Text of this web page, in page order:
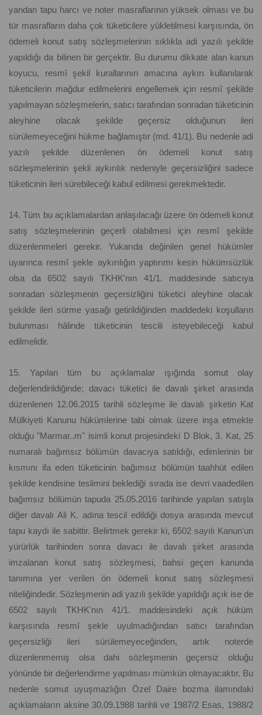
yandan tapu harcı ve noter masraflarının yüksek olması ve bu
tür masrafların daha çok tüketicilere yükletilmesi karşısında, ön
ödemeli konut satış sözleşmelerinin sıklıkla adi yazılı şekilde
yapıldığı da bilinen bir gerçektir. Bu durumu dikkate alan kanun
koyucu, resmî şekil kurallarının amacına aykırı kullanılarak
tüketicilerin mağdur edilmelerini engellemek için resmî şekilde
yapılmayan sözleşmelerin, satıcı tarafından sonradan tüketicinin
aleyhine olacak şekilde geçersiz olduğunun ileri
sürülemeyeceğini hükme bağlamıştır (md. 41/1). Bu nedenle adi
yazılı şekilde düzenlenen ön ödemeli konut satış
sözleşmelerinin şekli aykırılık nedeniyle geçersizliğini sadece
tüketicinin ileri sürebileceği kabul edilmesi gerekmektedir.
14. Tüm bu açıklamalardan anlaşılacağı üzere ön ödemeli konut
satış sözleşmelerinin geçerli olabilmesi için resmî şekilde
düzenlenmeleri gerekir. Yukarıda değinilen genel hükümler
uyarınca resmî şekle aykırılığın yaptırımı kesin hükümsüzlük
olsa da 6502 sayılı TKHK'nın 41/1. maddesinde satıcıya
sonradan sözleşmenin geçersizliğini tüketici aleyhine olacak
şekilde ileri sürme yasağı getirildiğinden maddedeki koşulların
bulunması hâlinde tüketicinin tescili isteyebileceği kabul
edilmelidir.
15. Yapılan tüm bu açıklamalar ışığında somut olay
değerlendirildiğinde; davacı tüketici ile davalı şirket arasında
düzenlenen 12.06.2015 tarihli sözleşme ile davalı şirketin Kat
Mülkiyeti Kanunu hükümlerine tabi olmak üzere inşa etmekte
olduğu "Marmar..m" isimli konut projesindeki D Blok, 3. Kat, 25
numaralı bağımsız bölümün davacıya satıldığı, edimlerinin bir
kısmını ifa eden tüketicinin bağımsız bölümün taahhüt edilen
şekilde kendisine teslimini beklediği sırada ise devri vaadedilen
bağımsız bölümün tapuda 25.05.2016 tarihinde yapılan satışla
diğer davalı Ali K. adına tescil edildiği dosya arasında mevcut
tapu kaydı ile sabittir. Belirtmek gerekir ki, 6502 sayılı Kanun'un
yürürlük tarihinden sonra davacı ile davalı şirket arasında
imzalanan konut satış sözleşmesi, bahsi geçen kanunda
tanımına yer verilen ön ödemeli konut satış sözleşmesi
niteliğindedir. Sözleşmenin adi yazılı şekilde yapıldığı açık ise de
6502 sayılı TKHK'nın 41/1. maddesindeki açık hüküm
karşısında resmî şekle uyulmadığından satıcı tarafından
geçersizliği ileri sürülemeyeceğinden, artık noterde
düzenlenmemiş olsa dahi sözleşmenin geçersiz olduğu
yönünde bir değerlendirme yapılması mümkün olmayacaktır. Bu
nedenle somut uyuşmazlığın Özel Daire bozma ilamındaki
açıklamaların aksine 30.09.1988 tarihli ve 1987/2 Esas, 1988/2